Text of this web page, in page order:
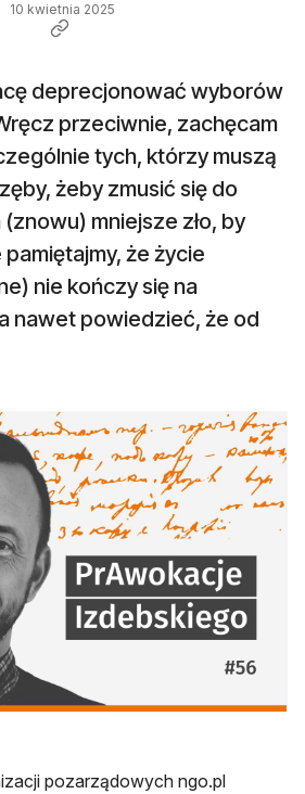
10 kwietnia 2025
deprecjonować wyborów
przeciwnie, zachęcam
tych, którzy muszą
żeby zmusić się do
(znowu) mniejsze zło, by
że życie
nie kończy się na
nawet powiedzieć, że od
pozarządowych ngo.pl